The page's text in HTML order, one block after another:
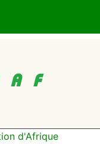
d'Afrique